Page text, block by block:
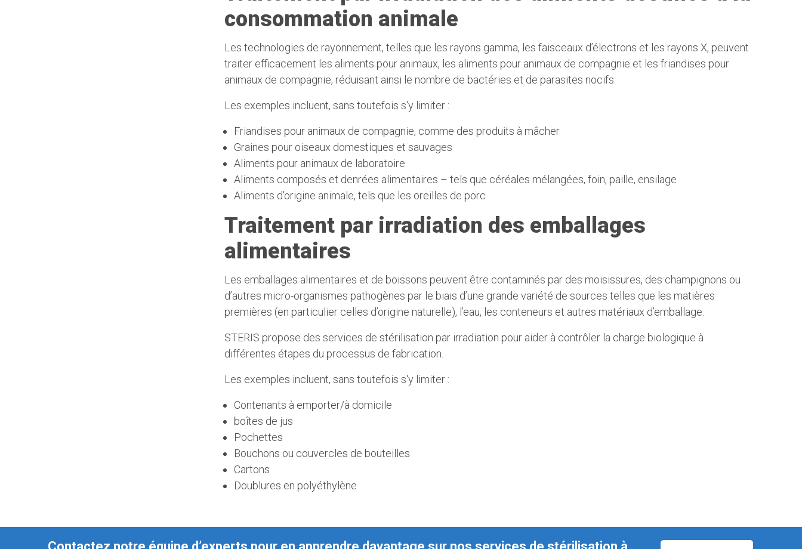
consommation animale
Les technologies de rayonnement, telles que les rayons gamma, les faisceaux d’électrons et les rayons X, peuvent
traiter efficacement les aliments pour animaux, les aliments pour animaux de compagnie et les friandises pour
animaux de compagnie, réduisant ainsi le nombre de bactéries et de parasites nocifs.
Les exemples incluent, sans toutefois s'y limiter :
Friandises pour animaux de compagnie, comme des produits à mâcher
Graines pour oiseaux domestiques et sauvages
Aliments pour animaux de laboratoire
Aliments composés et denrées alimentaires – tels que céréales mélangées, foin, paille, ensilage
Aliments d'origine animale, tels que les oreilles de porc
Traitement par irradiation des emballages
alimentaires
Les emballages alimentaires et de boissons peuvent être contaminés par des moisissures, des champignons ou
d’autres micro-organismes pathogènes par le biais d’une grande variété de sources telles que les matières
premières (en particulier celles d’origine naturelle), l’eau, les conteneurs et autres matériaux d’emballage.
STERIS propose des services de stérilisation par irradiation pour aider à contrôler la charge biologique à
différentes étapes du processus de fabrication.
Les exemples incluent, sans toutefois s'y limiter :
Contenants à emporter/à domicile
boîtes de jus
Pochettes
Bouchons ou couvercles de bouteilles
Cartons
Doublures en polyéthylène